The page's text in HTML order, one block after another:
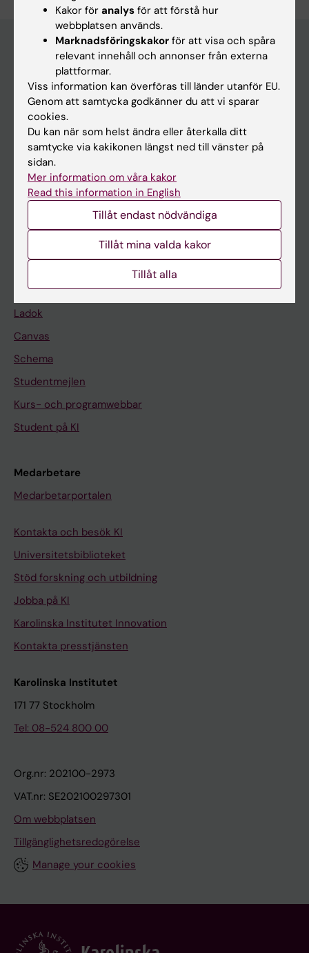
Huvudmeny
Utbildning
Forskarutbildning
Forskning
Om KI
Nyheter
Kalender
Student
Ladok
Canvas
Schema
Studentmejlen
Kurs- och programwebbar
Student på KI
Medarbetare
Medarbetarportalen
Kontakta och besök KI
Universitetsbiblioteket
Stöd forskning och utbildning
Jobba på KI
Karolinska Institutet Innovation
Kontakta presstjänsten
Karolinska Institutet
171 77 Stockholm
Tel: 08-524 800 00
Org.nr: 202100-2973
VAT.nr: SE202100297301
Om webbplatsen
Tillgänglighetsredogörelse
Manage your cookies
Kakor för analys för att förstå hur
webbplatsen används.
Marknadsföringskakor för att visa och spåra
relevant innehåll och annonser från externa
plattformar.
Viss information kan överföras till länder utanför EU.
Genom att samtycka godkänner du att vi sparar
cookies.
Du kan när som helst ändra eller återkalla ditt
samtycke via kakikonen längst ned till vänster på
sidan.
Mer information om våra kakor
Read this information in English
Tillåt endast nödvändiga
Tillåt mina valda kakor
Tillåt alla